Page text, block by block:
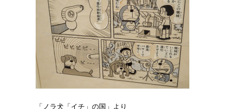
「ノラ犬「イチ」の国」より